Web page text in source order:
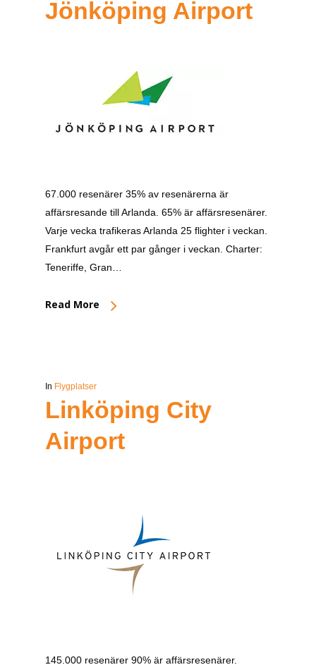
Jönköping Airport
67.000 resenärer 35% av resenärerna är
affärsresande till Arlanda. 65% är affärsresenärer.
Varje vecka trafikeras Arlanda 25 flighter i veckan.
Frankfurt avgår ett par gånger i veckan. Charter:
Teneriffe, Gran…
Read More
In Flygplatser
Linköping City
Airport
145.000 resenärer 90% är affärsresenärer.